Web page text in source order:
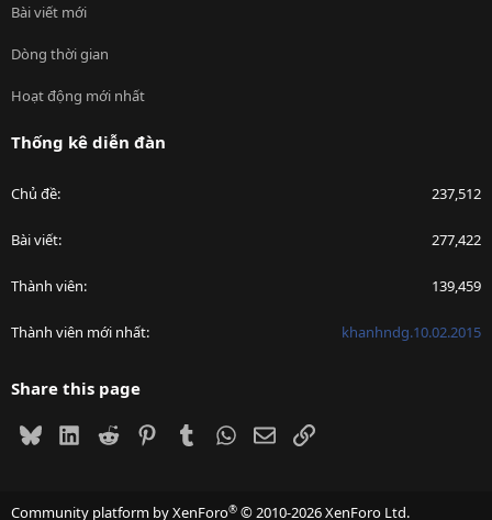
Bài viết mới
Dòng thời gian
Hoạt động mới nhất
Thống kê diễn đàn
Chủ đề 237,512
Bài viết 277,422
Thành viên 139,459
Thành viên mới nhất khanhndg.10.02.2015
Share this page
BlueskyLinkedIn
Reddit PinterestTumblrWhatsApp
EmailLink
Community platform by XenForo® © 2010-2026 XenForo Ltd.